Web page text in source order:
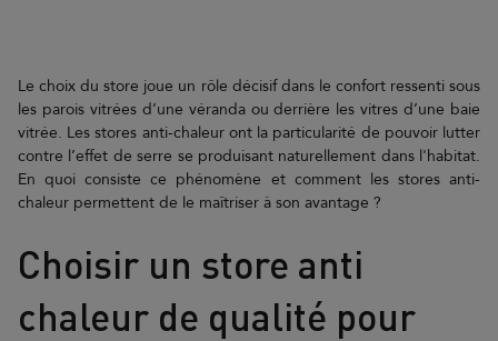
Le choix du store joue un rôle décisif dans le confort ressenti sous
les parois vitrées d’une véranda ou derrière les vitres d’une baie
vitrée. Les stores anti-chaleur ont la particularité de pouvoir lutter
contre l’effet de serre se produisant naturellement dans l'habitat.
En quoi consiste ce phénomène et comment les stores anti-
chaleur permettent de le maîtriser à son avantage ?
Choisir un store anti
chaleur de qualité pour